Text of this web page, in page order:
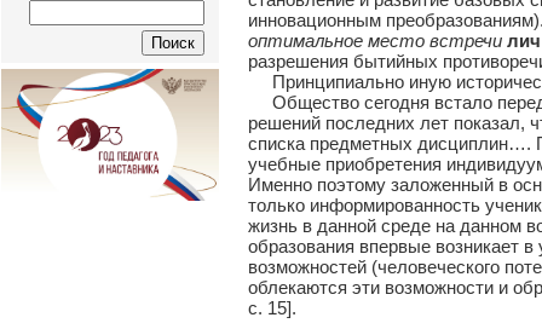
инновационным
оптимальное место встречи
разрешения бытийных
Принципиально иную
Общество сегодня встало
решений последних лет показал,
списка предметных дисциплин….
учебные приобретения
Именно поэтому заложенный в
только информированность
жизнь в данной среде на данном
образования впервые возникает
возможностей (человеческого
облекаются эти возможности и
с. 15].